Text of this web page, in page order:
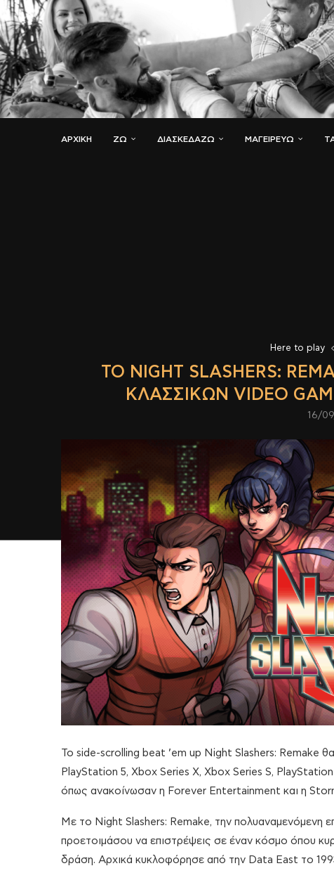
ΑΡΧΙΚΗ ΖΏ ΔΙΑΣΚΕΔΆΖΩ ΜΑΓΕΙΡΕΎΩ
Here to play
ΤΟ NIGHT SLASHERS:
ΚΛΑΣΣΙΚΏΝ VIDEO
16/
Το side-scrolling beat ’em up Night Slashers: Remake
PlayStation 5, Xbox Series X, Xbox Series S,
όπως ανακοίνωσαν η Forever Entertainment και η
Με το Night Slashers: Remake, την πολυαναμενόμενη
προετοιμάσου να επιστρέψεις σε έναν κόσμο όπου
δράση. Αρχικά κυκλοφόρησε από την Data East το